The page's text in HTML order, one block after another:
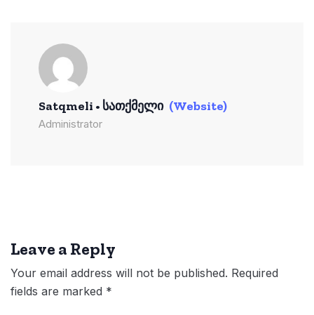
Satqmeli • Სათქმელი (Website)
Administrator
Leave a Reply
Your email address will not be published. Required
fields are marked *